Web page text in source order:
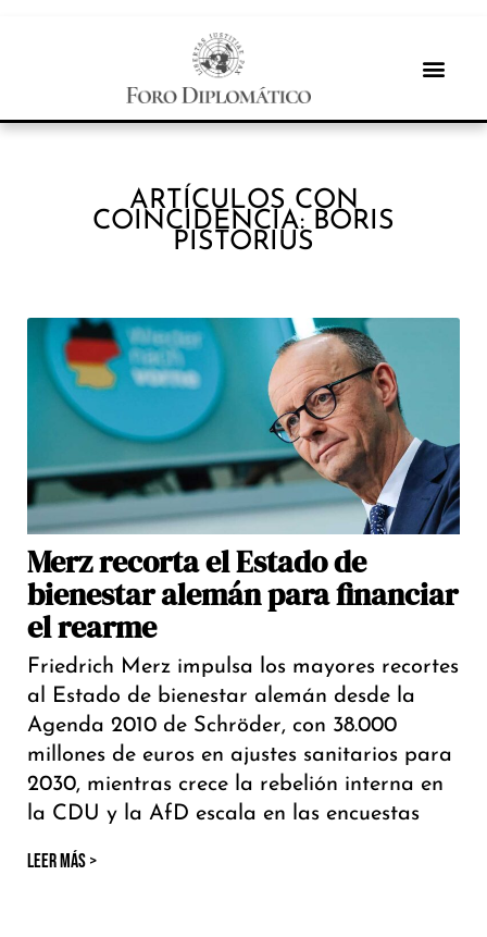
ARTÍCULOS CON
COINCIDENCIA: BORIS
PISTORIUS
Merz recorta el Estado de
bienestar alemán para financiar
el rearme
Friedrich Merz impulsa los mayores recortes
al Estado de bienestar alemán desde la
Agenda 2010 de Schröder, con 38.000
millones de euros en ajustes sanitarios para
2030, mientras crece la rebelión interna en
la CDU y la AfD escala en las encuestas
LEER MÁS >